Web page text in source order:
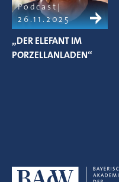
Podcast
26.11.2025
„DER ELEFANT IM
PORZELLANLADEN“